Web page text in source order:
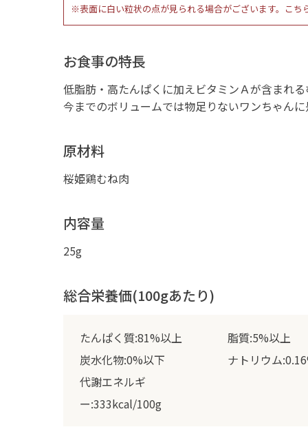
※表面に白い粒状の点が見られる場合がございます。こ
お食事の特長
低脂肪・高たんぱくに加えビタミンＡが含まれ
今までのボリュームでは物足りないワンちゃん
原材料
桜姫鶏むね肉
内容量
25g
総合栄養価(100gあたり)
たんぱく質:81%以上
脂質:5%以上
炭水化物:0%以下
ナトリウム
代謝エネルギ
ー:333kcal/100g